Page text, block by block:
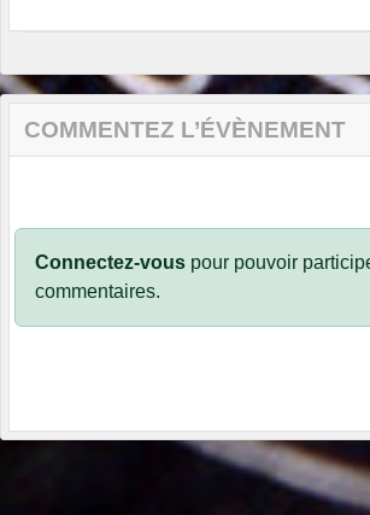
COMMENTEZ L’ÉVÈNEMENT
Connectez-vous pour pouvoir
commentaires.